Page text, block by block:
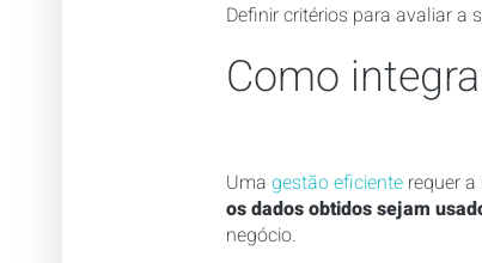
Definir critérios para avaliar a
Como
Uma gestão eficienterequer a
os dados obtidos sejam
negócio.